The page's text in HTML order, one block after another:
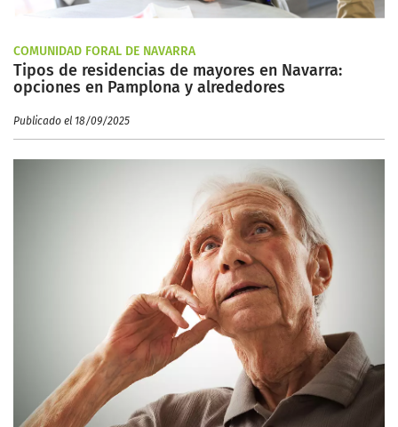
COMUNIDAD FORAL DE NAVARRA
Tipos de residencias de mayores en Navarra:
opciones en Pamplona y alrededores
Publicado el 18/09/2025